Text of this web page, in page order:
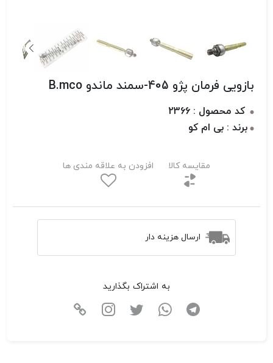
بازویی فرمان پژو 405-سمند ماندو B.mco
کد محصول : 2366
برند : بی ام کو
مقایسه کالا افزودن به علاقه مندی ها
ارسال هزینه دار
به اشتراک بگذارید